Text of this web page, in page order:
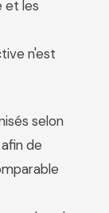
et les
n'est
selon
de